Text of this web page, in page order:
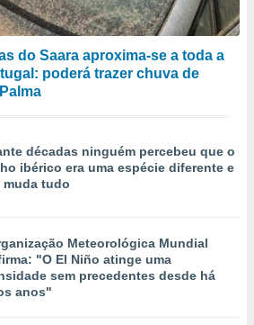
do Saara aproxima-se a toda a
poderá trazer chuva de
décadas ninguém percebeu que o
ibérico era uma espécie diferente e
muda tudo
Meteorológica Mundial
"O El Niño atinge uma
sem precedentes desde há
anos"